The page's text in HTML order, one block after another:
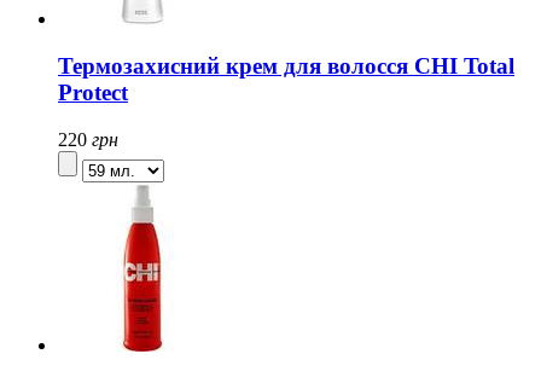
Термозахисний крем для волосся CHI Total
Protect
220 грн